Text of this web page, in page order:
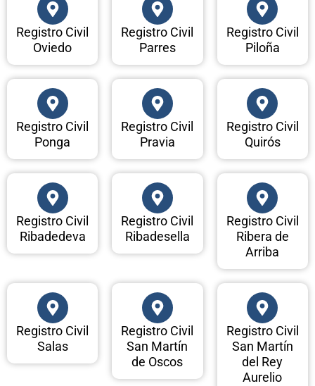
Registro Civil
Oviedo
Registro Civil
Parres
Registro Civil
Piloña
Registro Civil
Ponga
Registro Civil
Pravia
Registro Civil
Quirós
Registro Civil
Ribadedeva
Registro Civil
Ribadesella
Registro Civil
Ribera de
Arriba
Registro Civil
Salas
Registro Civil
San Martín
de Oscos
Registro Civil
San Martín
del Rey
Aurelio